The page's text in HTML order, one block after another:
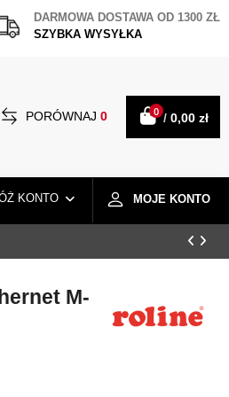
DARMOWA DOSTAWA OD 1300 ZŁ
SZYBKA WYSYŁKA
PORÓWNAJ 0 0 / 0,00 zł
MOJE KONTO
KONTO
M-